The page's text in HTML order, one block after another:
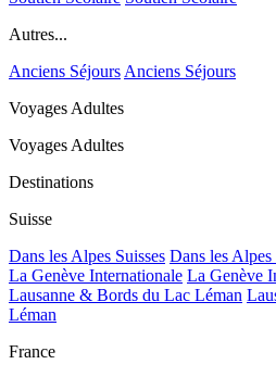
Autres...
Anciens Séjours Anciens Séjours
Voyages Adultes
Voyages Adultes
Destinations
Suisse
Dans les Alpes Suisses Dans les Alpes
La Genève Internationale La Genève
Lausanne & Bords du Lac Léman
Léman
France